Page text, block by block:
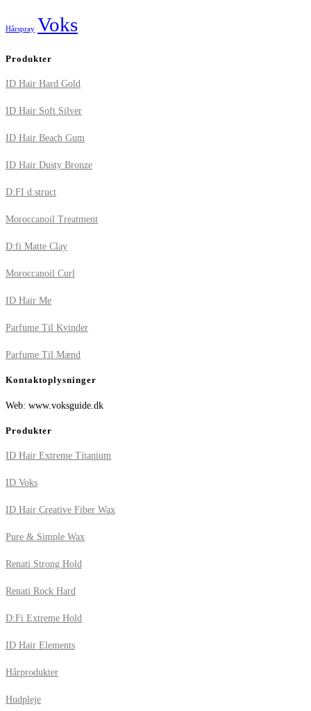
Hårspray Voks
Produkter
ID Hair Hard Gold
ID Hair Soft Silver
ID Hair Beach Gum
ID Hair Dusty Bronze
D:FI d:struct
Moroccanoil Treatment
D:fi Matte Clay
Moroccanoil Curl
ID Hair Me
Parfume Til Kvinder
Parfume Til Mænd
Kontaktoplysninger
Web: www.voksguide.dk
Produkter
ID Hair Extreme Titanium
ID Voks
ID Hair Creative Fiber Wax
Pure & Simple Wax
Renati Strong Hold
Renati Rock Hard
D:Fi Extreme Hold
ID Hair Elements
Hårprodukter
Hudpleje